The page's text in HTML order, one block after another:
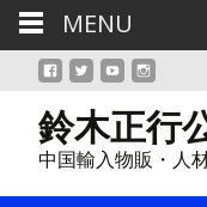
鈴木正行
中国輸入物販・人
MENU